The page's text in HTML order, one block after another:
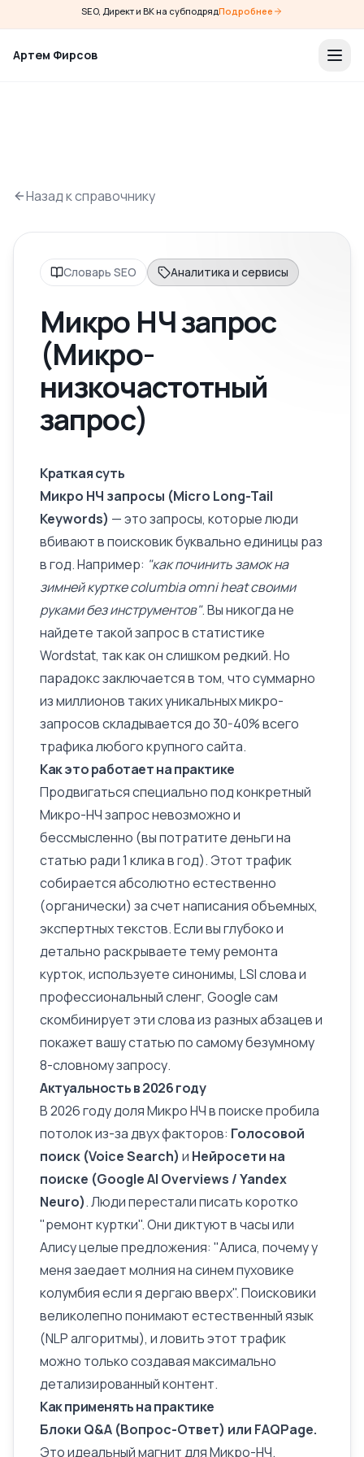
SEO, Директ и ВК на субподрядПодробнее
Артем Фирсов
Назад к справочнику
Словарь SEO Аналитика и сервисы
Микро НЧ запрос
(Микро-
низкочастотный
запрос)
Краткая суть
Микро НЧ запросы (Micro Long-Tail
Keywords) — это запросы, которые люди
вбивают в поисковик буквально единицы раз
в год. Например: "как починить замок на
зимней куртке columbia omni heat своими
руками без инструментов". Вы никогда не
найдете такой запрос в статистике
Wordstat, так как он слишком редкий. Но
парадокс заключается в том, что суммарно
из миллионов таких уникальных микро-
запросов складывается до 30-40% всего
трафика любого крупного сайта.
Как это работает на практике
Продвигаться специально под конкретный
Микро-НЧ запрос невозможно и
бессмысленно (вы потратите деньги на
статью ради 1 клика в год). Этот трафик
собирается абсолютно естественно
(органически) за счет написания объемных,
экспертных текстов. Если вы глубоко и
детально раскрываете тему ремонта
курток, используете синонимы, LSI словаи
профессиональный сленг, Google сам
скомбинирует эти слова из разных абзацев и
покажет вашу статью по самому безумному
8-словному запросу.
Актуальность в 2026 году
В 2026 году доля Микро НЧ в поиске пробила
потолок из-за двух факторов: Голосовой
поиск (Voice Search) и Нейросети на
поиске (Google AI Overviews / Yandex
Neuro). Люди перестали писать коротко
"ремонт куртки". Они диктуют в часы или
Алису целые предложения: "Алиса, почему у
меня заедает молния на синем пуховике
колумбия если я дергаю вверх". Поисковики
великолепно понимают естественный язык
(NLP алгоритмы), и ловить этот трафик
можно только создавая максимально
детализированныйконтент.
Как применять на практике
Блоки Q&A (Вопрос-Ответ) или FAQPage.
Это идеальный магнит для Микро-НЧ.